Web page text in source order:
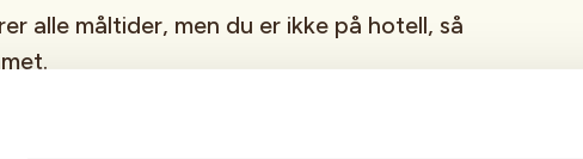
alle måltider, men du er ikke på hotell, så
året rundt, er jaktleder. Fredag går vi